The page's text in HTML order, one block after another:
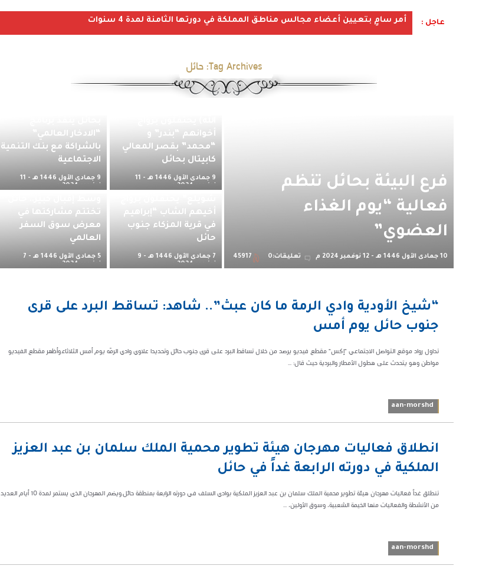
عاجل : أمر سامٍ بتعيين أعضاء مجالس مناطق المملكة في دورتها الثامنة لمدة 4 سنوات
Tag Archives: حائل
فرع البيئة بحائل تنظم
فعالية “يوم الغذاء
العضوي”
10 جمادى الأول 1446 هـ - 12 نوفمبر 2024 م تعليقات:0 45917
أبناء “جداء بن رفاع بن
أخوانهم “بندر” و
“محمد” بقصر المعالي
كابيتال بحائل
9 جمادى الأول 1446 هـ - 11
“الادخار العالمي”
بالشراكة مع بنك التنمية
الاجتماعية
9 جمادى الأول 1446 هـ - 11
بحضور عدد من رؤساء
المراكز وأعيان القبائل ..
أبناء “سعيد بن
أخيهم الشاب “إبراهيم
في قرية المزكاء جنوب
حائل
7 جمادى الأول 1446 هـ - 9
نوفمبر 2024 م
تختتم مشاركتها في
معرض سوق السفر
العالمي
5 جمادى الأول 1446 هـ - 7
نوفمبر 2024 م
“شيخ الأودية وادي الرمة ما كان عبث”.. شاهد: تساقط البرد على قرى
جنوب ‎حائل يوم أمس
تداول رواد موقع التواصل الاجتماعي "إكس" مقطع فيديو يرصد من خلال تساقط البرد على قرى جنوب ‎حائل وتحديدا علاوي وادي ‎الرمّه يوم أمس الثلاثاء.وأظهر مقطع الفيديو
مواطن وهو يتحدث على هطول الأمطار والبردية حيث قال: ...
aan-morshd
انطلاق فعاليات مهرجان هيئة تطوير محمية الملك سلمان بن عبد العزيز
الملكية في دورته الرابعة غداً في حائل
تنطلق غداً فعاليات مهرجان هيئة تطوير محمية الملك سلمان بن عبد العزيز الملكية بوادي السلف في دورته الرابعة بمنطقة حائل.ويضم المهرجان الذي يستمر لمدة 10 أيام العديد
من الأنشطة والفعاليات منها الخيمة الشعبية، وسوق الأولين، ...
aan-morshd